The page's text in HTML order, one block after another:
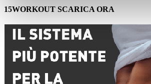
15WORKOUT SCARICA ORA